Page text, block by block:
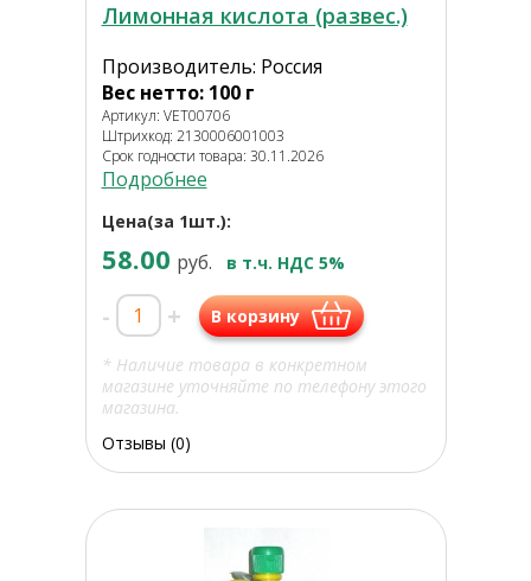
Лимонная кислота (развес.)
Производитель: Россия
Вес нетто: 100 г
Артикул: VET00706
Штрихкод: 2130006001003
Срок годности товара: 30.11.2026
Подробнее
Цена(за 1шт.):
58.00 руб. в т.ч. НДС 5%
- + В корзину
* Наличие товара в конкретном
магазине уточняйте по телефону этого
магазина.
Отзывы (0)